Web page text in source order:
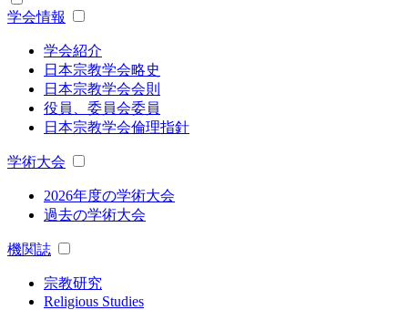
学会情報
学会紹介
日本宗教学会略史
日本宗教学会会則
役員、委員会委員
日本宗教学会倫理指針
学術大会
2026年度の学術大会
過去の学術大会
機関誌
宗教研究
Religious Studies